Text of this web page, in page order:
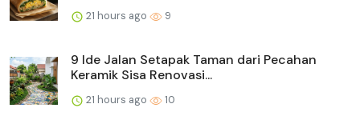
21 hours ago 9
9 Ide Jalan Setapak Taman dari Pecahan
Keramik Sisa Renovasi...
21 hours ago 10